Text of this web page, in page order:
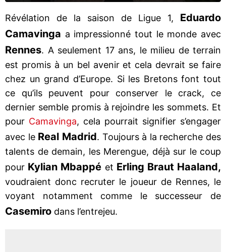
Révélation de la saison de Ligue 1, Eduardo
Camavinga a impressionné tout le monde avec
Rennes. A seulement 17 ans, le milieu de terrain
est promis à un bel avenir et cela devrait se faire
chez un grand d’Europe. Si les Bretons font tout
ce qu’ils peuvent pour conserver le crack, ce
dernier semble promis à rejoindre les sommets. Et
pour Camavinga, cela pourrait signifier s’engager
avec le Real Madrid. Toujours à la recherche des
talents de demain, les Merengue, déjà sur le coup
pour Kylian Mbappé et Erling Braut Haaland,
voudraient donc recruter le joueur de Rennes, le
voyant notamment comme le successeur de
Casemiro dans l’entrejeu.